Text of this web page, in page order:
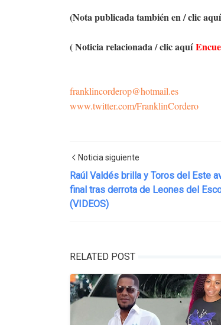
(Nota publicada también en / clic aquí
( Noticia relacionada / clic aquí
franklincorderop@hotmail.es
www.twitter.com/FranklinCordero
Noticia siguiente
Raúl Valdés brilla y Toros del Este
final tras derrota de Leones del
(VIDEOS)
RELATED POST